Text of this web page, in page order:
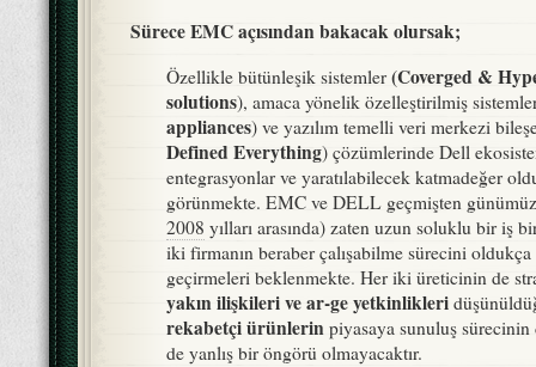
Sürece EMC açısından bakacak olursak;
Özellikle bütünleşik sistemler (Coverged &
solutions), amaca yönelik özelleştirilmiş
appliances) ve yazılım temelli veri merkezi
Defined Everything) çözümlerinde Dell
entegrasyonlar ve yaratılabilecek katmadeğer
görünmekte. EMC ve DELL geçmişten
2008 yılları arasında) zaten uzun soluklu bir iş
iki firmanın beraber çalışabilme sürecini oldukça
geçirmeleri beklenmekte. Her iki üreticinin de
yakın ilişkileri ve ar-ge yetkinlikleri
rekabetçi ürünlerin piyasaya sunuluş sürecinin
de yanlış bir öngörü olmayacaktır.